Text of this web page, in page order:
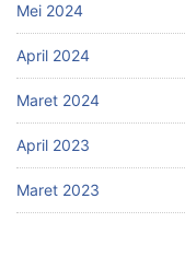
Mei 2024
April 2024
Maret 2024
April 2023
Maret 2023